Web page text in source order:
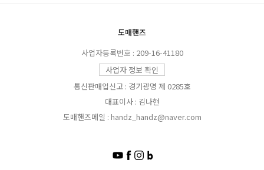
도매핸즈
사업자등록번호 : 209-16-41180
사업자 정보 확인
통신판매업신고 : 경기광명 제 0285호
대표이사 : 김나현
도매핸즈메일 : handz_handz@naver.com